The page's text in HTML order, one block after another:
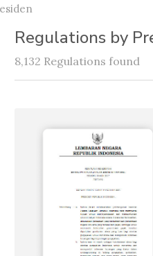
Regulations by
8,132 Regulations found